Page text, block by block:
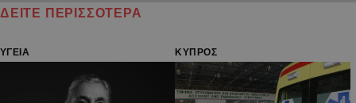
ΔΕΙΤΕ ΠΕΡΙΣΣΟΤΕΡΑ
ΥΓΕΙΑ ΚΥΠΡΟΣ